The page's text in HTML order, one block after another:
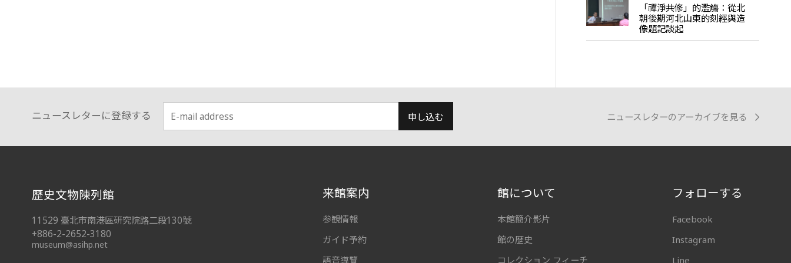
「禪淨共修」的濫觴：從北
朝後期河北山東的刻經與造
像題記談起
ニュースレターに登録する 申し込む ニュースレターのアーカイブを見る
歷史文物陳列館
11529 臺北市南港區研究院路二段130號
+886-2-2652-3180
museum@asihp.net
来館案内
参観情報
ガイド予約
語音導覽
館について
本館簡介影片
館の歴史
コレクション フィーチ
フォローする
Facebook
Instagram
Line